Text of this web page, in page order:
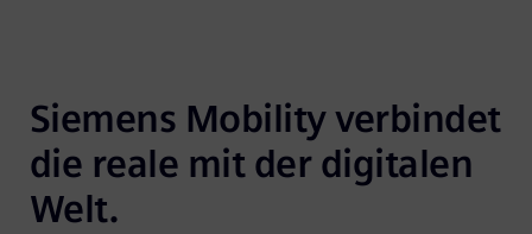
Siemens Mobility verbindet
die reale mit der digitalen
Welt.